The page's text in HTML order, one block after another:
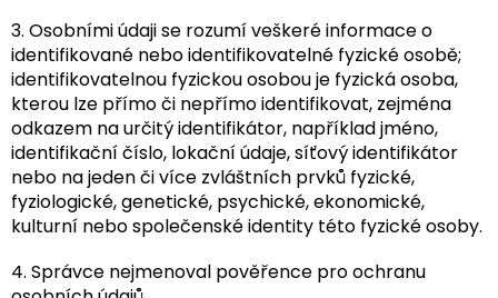
3. Osobními údaji se rozumí veškeré informace o
identifikované nebo identifikovatelné fyzické osobě;
identifikovatelnou fyzickou osobou je fyzická osoba,
kterou lze přímo či nepřímo identifikovat, zejména
odkazem na určitý identifikátor, například jméno,
identifikační číslo, lokační údaje, síťový identifikátor
nebo na jeden či více zvláštních prvků fyzické,
fyziologické, genetické, psychické, ekonomické,
kulturní nebo společenské identity této fyzické osoby.
4. Správce nejmenoval pověřence pro ochranu